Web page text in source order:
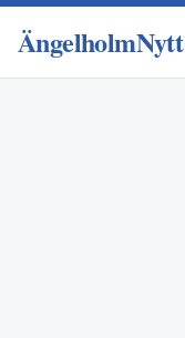
ÄngelholmNytt